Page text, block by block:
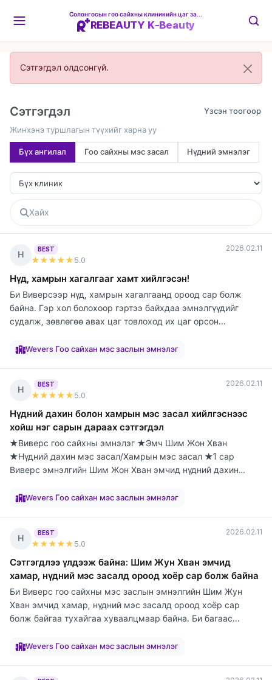
REBEAUTY K-Beauty
Сэтгэгдэл олдсонгүй.
Сэтгэгдэл
Жинхэнэ туршлагын түүхийг харна уу
Бүх ангилал Гоо сайхны мэс засал Нүдний эмнэлэг
Н
BEST
★★★★★ 5.0
2026.02.11
Нүд, хамрын хагалгааг хамт хийлгэсэн!
Би Виверсээр нүд, хамрын хагалгаанд ороод сар болж
байна. Гэр хол болохоор гэртээ байхдаа эмнэлгүүдийг
судалж, зөвлөгөө авах цаг товлоход их цаг орсон...
Wevers Гоо сайхан мэс заслын эмнэлэг
Н
BEST
★★★★★ 5.0
2026.02.11
Нүдний дахин болон хамрын мэс засал хийлгэснээс
хойш нэг сарын дараах сэтгэгдэл
★Виверс гоо сайхны эмнэлэг ★Эмч Шим Жон Хван
★Нүдний дахин мэс засал/Хамрын мэс засал ★1 сар
Виверс эмнэлгийн Шим Жон Хван эмчид нүдний дахин
Wevers Гоо сайхан мэс заслын эмнэлэг
Н
BEST
★★★★★ 5.0
2026.02.11
Сэтгэгдлээ үлдээж байна: Шим Жун Хван эмчид
хамар, нүдний мэс засалд ороод хоёр сар болж байна
Би Виверс гоо сайхны мэс заслын эмнэлгийн Шим Жун
Хван эмчид хамар, нүдний мэс засалд ороод хоёр сар
болж байгаа тухайгаа хуваалцмаар байна. Би багаас...
Wevers Гоо сайхан мэс заслын эмнэлэг